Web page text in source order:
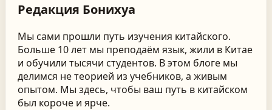
Редакция Бонихуа
Мы сами прошли путь изучения китайского.
Больше 10 лет мы преподаём язык, жили в Китае
и обучили тысячи студентов. В этом блоге мы
делимся не теорией из учебников, а живым
опытом. Мы здесь, чтобы ваш путь в китайском
был короче и ярче.